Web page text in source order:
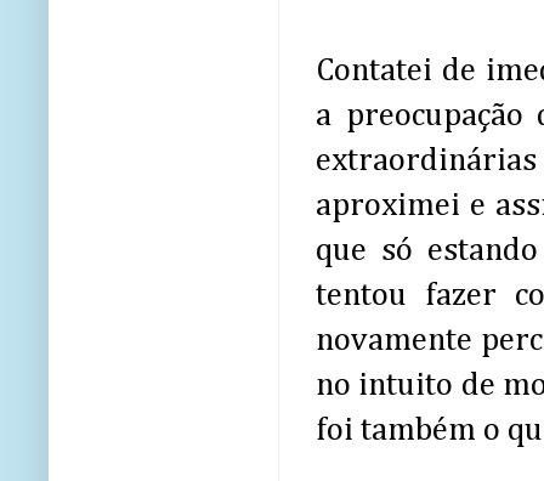
Contatei de
a preocupação
aproximei e
que só
tentou fazer
novamente
no intuito de
foi também o